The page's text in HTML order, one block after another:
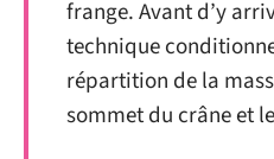
frange. Avant d’y
technique
répartition de la
sommet du crâne et